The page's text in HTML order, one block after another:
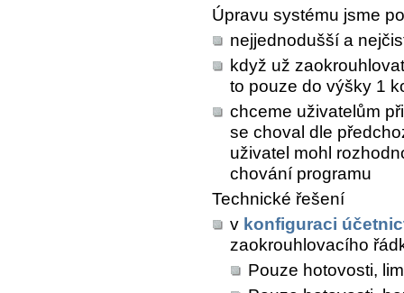
Úpravu systému jsme
nejjednodušší a
když už
to pouze do výšky 1
chceme uživatelům
se choval dle
uživatel mohl
chování programu
Technické řešení
v konfiguraci
zaokrouhlovacího
Pouze hotovosti,